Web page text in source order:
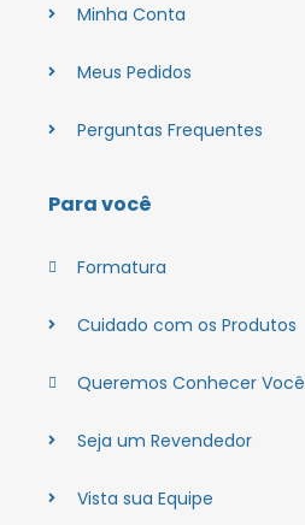
Minha Conta
Meus Pedidos
Perguntas Frequentes
Para você
Formatura
Cuidado com os Produtos
Queremos Conhecer Você
Seja um Revendedor
Vista sua Equipe